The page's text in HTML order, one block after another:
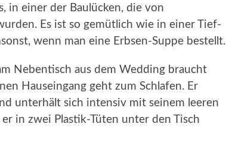
in einer der Baulücken, die von
Es ist so gemütlich wie in einer Tief-
wenn man eine Erbsen-Suppe bestellt.
Nebentisch aus dem Wedding braucht
Hauseingang geht zum Schlafen. Er
unterhält sich intensiv mit seinem leeren
in zwei Plastik-Tüten unter den Tisch